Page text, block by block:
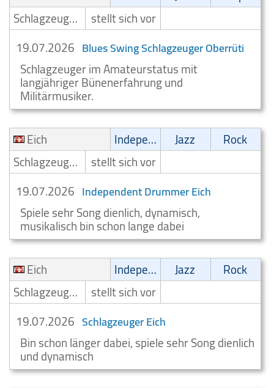
Schlagzeuger/Drummer
stellt sich vor
19.07.2026 Blues Swing Schlagzeuger Oberrüti
Schlagzeuger im Amateurstatus mit
langjähriger Bünenerfahrung und
Militärmusiker.
Eich
Independent Jazz
Rock
Schlagzeuger/Drummer
stellt sich vor
19.07.2026 Independent Drummer Eich
Spiele sehr Song dienlich, dynamisch,
musikalisch bin schon lange dabei
Eich
Independent Jazz
Rock
Schlagzeuger/Drummer
stellt sich vor
19.07.2026 Schlagzeuger Eich
Bin schon länger dabei, spiele sehr Song dienlich
und dynamisch